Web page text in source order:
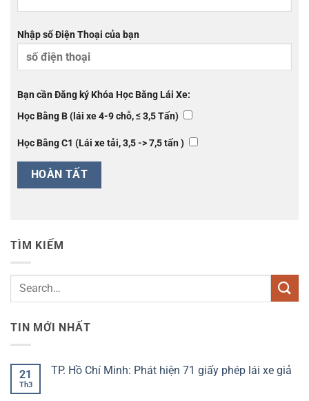
Nhập số Điện Thoại của bạn
Bạn cần Đăng ký Khóa Học Bằng Lái Xe:
Học Bằng B (lái xe 4-9 chỗ, ≤ 3,5 Tấn)
Học Bằng C1 (Lái xe tải, 3,5 -> 7,5 tấn )
TÌM KIẾM
TIN MỚI NHẤT
21
Th3
TP. Hồ Chí Minh: Phát hiện 71 giấy phép lái xe giả